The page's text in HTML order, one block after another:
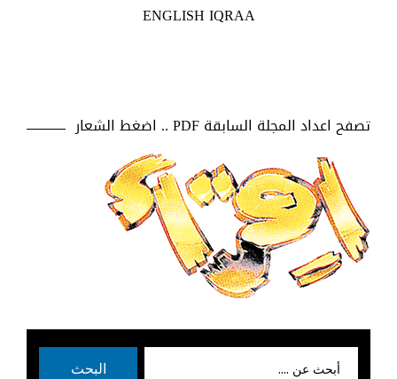
ENGLISH IQRAA
تصفح اعداد المجلة السابقة PDF .. اضغط الشعار
البحث